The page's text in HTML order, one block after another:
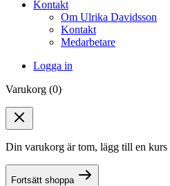
Kontakt
Om Ulrika Davidsson
Kontakt
Medarbetare
Logga in
Varukorg (0)
Din varukorg är tom, lägg till en
Fortsätt shoppa